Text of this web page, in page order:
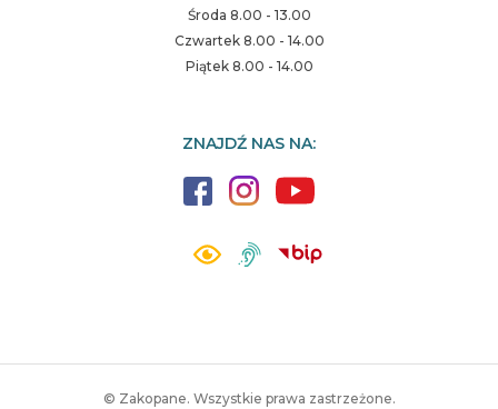
Środa 8.00 - 13.00
Czwartek 8.00 - 14.00
Piątek 8.00 - 14.00
ZNAJDŹ NAS NA:
© Zakopane. Wszystkie prawa zastrzeżone.